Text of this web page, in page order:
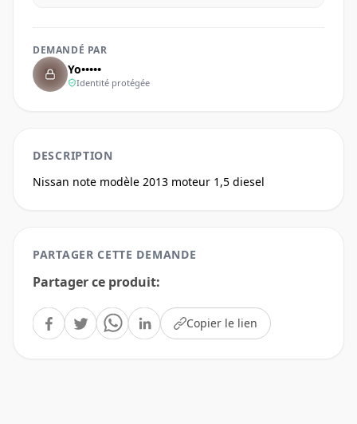
DEMANDÉ PAR
Yo•••••
Identité protégée
DESCRIPTION
Nissan note modèle 2013 moteur 1,5 diesel
PARTAGER CETTE DEMANDE
Partager ce produit:
Copier le lien